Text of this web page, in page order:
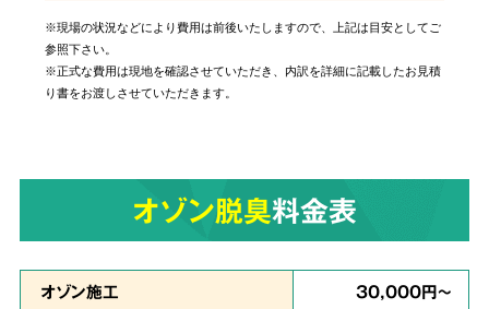
当社では個人・法人のお客様に関わらずあらゆ
るご依頼にお応えしております。管理されてい
る賃貸物件やホテルでの事件事故による特殊殊
6 原状回復・復旧工事など
リフォームも対応
※現場の状況などにより費用は前後いたしますので、上記は目安としてご
参照下さい。
※正式な費用は現地を確認させていただき、内訳を詳細に記載したお見積
り書をお渡しさせていただきます。
オゾン脱臭料金表
オゾン施工 30,000円～